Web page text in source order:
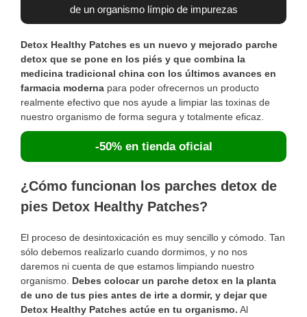
de un organismo límpio de impurezas
Detox Healthy Patches es un nuevo y mejorado parche
detox que se pone en los piés y que combina la
medicina tradicional china con los últimos avances en
farmacia moderna para poder ofrecernos un producto
realmente efectivo que nos ayude a limpiar las toxinas de
nuestro organismo de forma segura y totalmente eficaz.
-50% en tienda oficial
¿Cómo funcionan los parches detox de
pies Detox Healthy Patches?
El proceso de desintoxicación es muy sencillo y cómodo. Tan
sólo debemos realizarlo cuando dormimos, y no nos
daremos ni cuenta de que estamos limpiando nuestro
organismo. Debes colocar un parche detox en la planta
de uno de tus pies antes de irte a dormir, y dejar que
Detox Healthy Patches actúe en tu organismo. Al